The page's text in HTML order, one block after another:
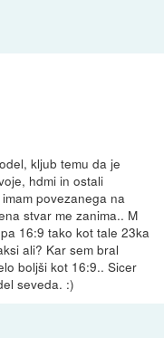
kljub temu da je
hdmi in ostali
povezanega na
stvar me zanima.. M
16:9 tako kot tale 23ka
ali? Kar sem bral
boljši kot 16:9.. Sicer
seveda. :)